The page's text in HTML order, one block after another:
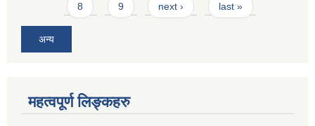
8 9 next › last »
अन्य
महत्वपूर्ण लिङ्कहरु